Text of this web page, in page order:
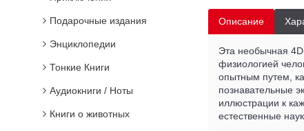
Подарочные издания
Энциклопедии
Тонкие Книги
Аудиокниги / Ноты
Книги о животных
Описание
Эта необычная
физиологией
опытным путем,
познавательные
иллюстрации к
естественные